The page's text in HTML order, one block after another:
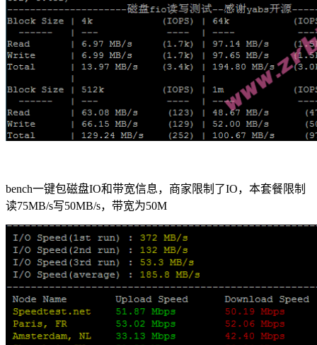
bench一键包磁盘IO和带宽信息，商家限制了IO，本套餐限制
读75MB/s写50MB/s，带宽为50M